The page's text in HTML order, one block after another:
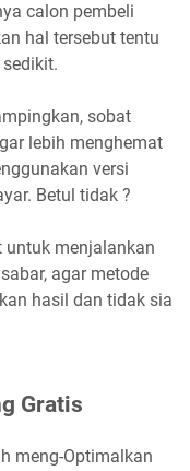
calon pembeli
hal tersebut tentu
sobat
lebih menghemat
versi
Betul tidak ?
menjalankan
agar metode
hasil dan tidak sia
Gratis
meng-Optimalkan